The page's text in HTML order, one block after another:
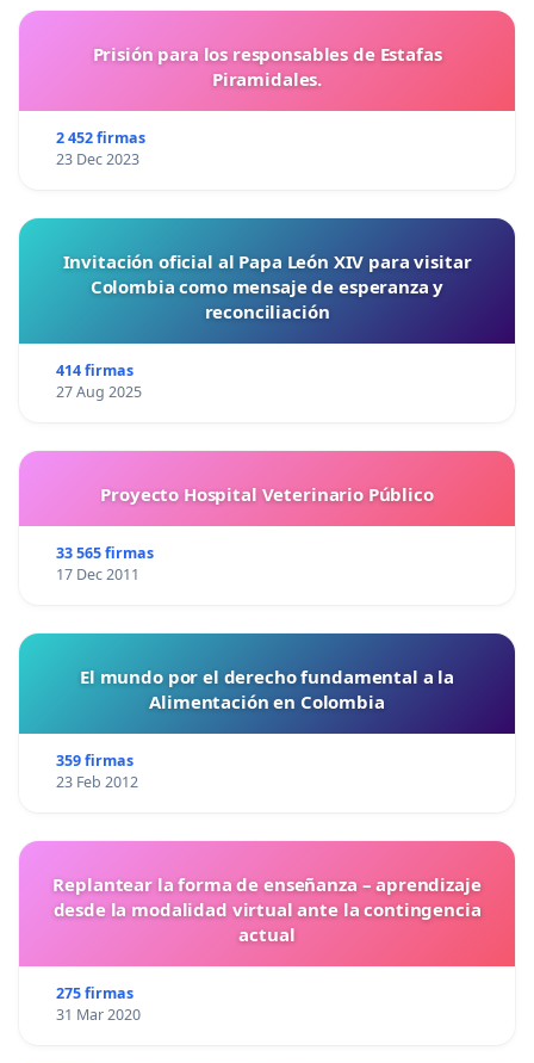
Prisión para los responsables de Estafas
Piramidales.
2 452 firmas
23 Dec 2023
Invitación oficial al Papa León XIV para visitar
Colombia como mensaje de esperanza y
reconciliación
414 firmas
27 Aug 2025
Proyecto Hospital Veterinario Público
33 565 firmas
17 Dec 2011
El mundo por el derecho fundamental a la
Alimentación en Colombia
359 firmas
23 Feb 2012
Replantear la forma de enseñanza – aprendizaje
desde la modalidad virtual ante la contingencia
actual
275 firmas
31 Mar 2020